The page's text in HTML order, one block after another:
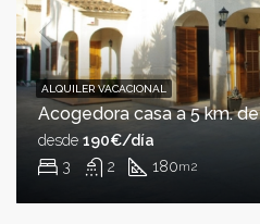
Acogedora casa a 5 km. de
3 2 180m2
desde 190€/día
ALQUILER VACACIONAL